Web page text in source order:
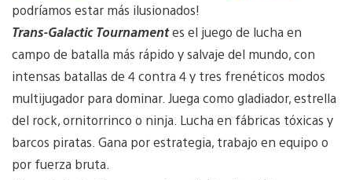
podríamos estar más ilusionados!
Trans-Galactic Tournamentes el juego de lucha en
campo de batalla más rápido y salvaje del mundo, con
intensas batallas de 4 contra 4 y tres frenéticos modos
multijugador para dominar. Juega como gladiador, estrella
del rock, ornitorrinco o ninja. Lucha en fábricas tóxicas y
barcos piratas. Gana por estrategia, trabajo en equipo o
por fuerza bruta.